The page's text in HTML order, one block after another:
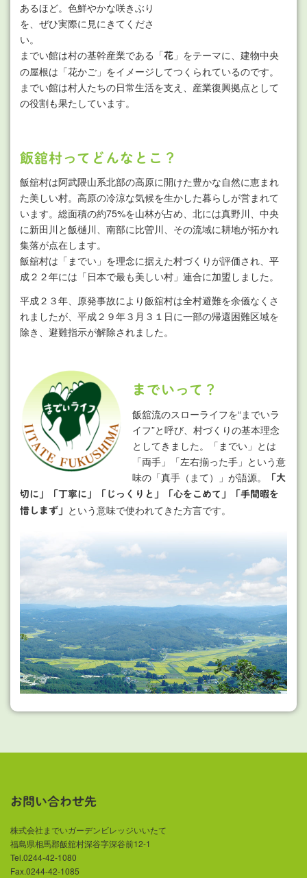
あるほど。色鮮やかな咲きぶり
を、ぜひ実際に見にきてくださ
い。
までい館は村の基幹産業である「花 」をテーマに、建物中央
の屋根は「花かご」をイメージしてつくられているのです。
までい館は村人たちの日常生活を支え、産業復興拠点として
の役割も果たしています。
飯舘村ってどんなとこ？
飯舘村は阿武隈山系北部の高原に開けた豊かな自然に恵まれ
た美しい村。高原の冷涼な気候を生かした暮らしが営まれて
います。総面積の約75%を山林が占め、北には真野川、中央
に新田川と飯樋川、南部に比曽川、その流域に耕地が拓かれ
集落が点在します。
飯舘村は「までい」を理念に据えた村づくりが評価され、平
成２２年には「日本で最も美しい村」連合に加盟しました。
平成２３年、原発事故により飯舘村は全村避難を余儀なくさ
れましたが、平成２９年３月３１日に一部の帰還困難区域を
除き、避難指示が解除されました。
までいって？
飯舘流のスローライフを“までいラ
イフ”と呼び、村づくりの基本理念
としてきました。「までい」とは
「両手」「左右揃った手」という意
味の「真手（まて）」が語源。
「大
切に」「丁寧に」「じっくりと」「心をこめて」「手間暇を
惜しまず」
という意味で使われてきた方言です。
お問い合わせ先
株式会社までいガーデンビレッジいいたて
福島県相馬郡飯舘村深谷字深谷前12-1
Tel.0244-42-1080
Fax.0244-42-1085